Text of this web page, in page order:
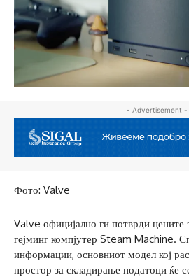
- Advertisement -
Фото: Valve
Valve официјално ги потврди цените
гејминг компјутер Steam Machine.
информации, основниот модел кој
простор за складирање податоци ќе